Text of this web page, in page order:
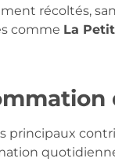
récoltés,
comme La
principaux